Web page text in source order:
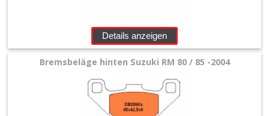
Details anzeigen
Bremsbeläge hinten Suzuki RM 80 / 85 -2004